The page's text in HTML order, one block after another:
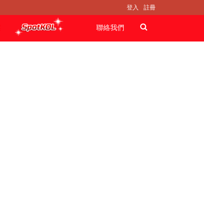
登入 註冊
聯絡我們